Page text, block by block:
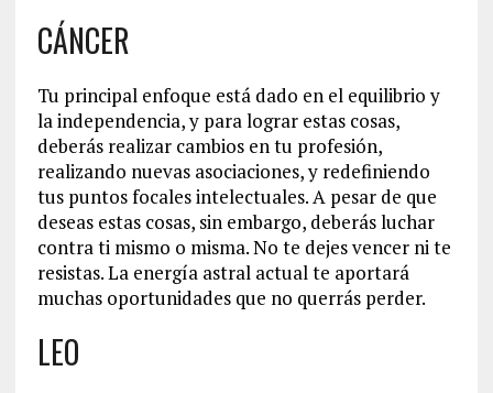
CÁNCER
Tu principal enfoque está dado en el equilibrio y
la independencia, y para lograr estas cosas,
deberás realizar cambios en tu profesión,
realizando nuevas asociaciones, y redefiniendo
tus puntos focales intelectuales. A pesar de que
deseas estas cosas, sin embargo, deberás luchar
contra ti mismo o misma. No te dejes vencer ni te
resistas. La energía astral actual te aportará
muchas oportunidades que no querrás perder.
LEO